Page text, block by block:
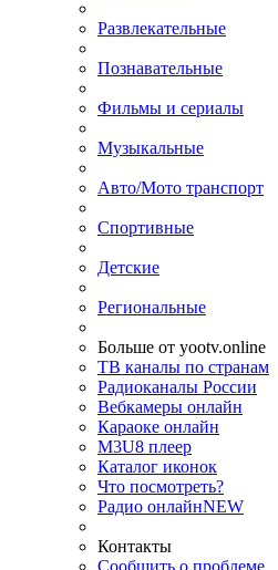
Развлекательные
Познавательные
Фильмы и сериалы
Музыкальные
Авто/Мото транспорт
Спортивные
Детские
Региональные
Больше от yootv.online
ТВ каналы по странам
Радиоканалы России
Вебкамеры онлайн
Караоке онлайн
M3U8 плеер
Каталог иконок
Что посмотреть?
Радио онлайнNEW
Контакты
Сообщить о проблеме